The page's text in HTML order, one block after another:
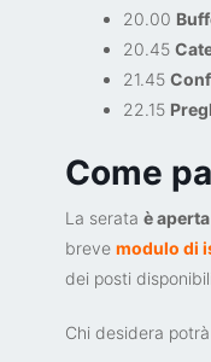
20.00
20.45
21.45
22.15
Come
La serata è
breve modulo di
dei posti
Chi desidera potrà